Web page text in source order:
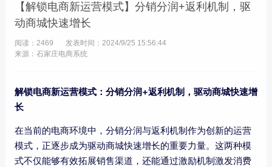
【解锁电商新运营模式】分销分润+返利机制，驱
动商城快速增长
阅读：2469
发表时间：2024/9/25 15:56:44
来源：石家庄电商系统
解锁电商新运营模式：分销分润+返利机制，驱动商城快速增
长
在当前的电商环境中，分销分润与返利机制作为创新的运营
模式，正逐步成为驱动商城快速增长的重要力量。这两种模
式不仅能够有效拓展销售渠道，还能通过激励机制激发消费